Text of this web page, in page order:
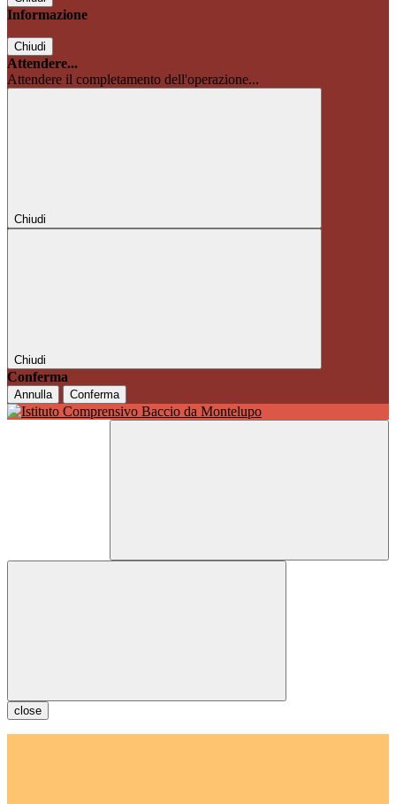
Informazione
Chiudi
Attendere...
Attendere il completamento dell'operazione...
Chiudi
Chiudi
Conferma
Annulla Conferma
close